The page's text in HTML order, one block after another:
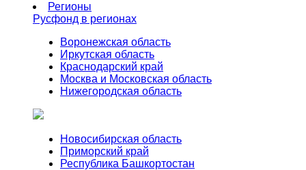
Регионы
Русфонд в регионах
Воронежская область
Иркутская область
Краснодарский край
Москва и Московская область
Нижегородская область
Новосибирская область
Приморский край
Республика Башкортостан